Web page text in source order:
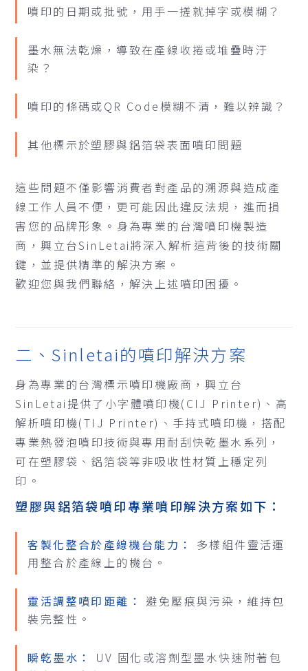
噴印的日期或批號，用手一搓就掉字或模糊？
墨水無法乾燥，導致在產線收捲或堆疊時汙
染？
噴印的條碼或QR Code模糊不清，難以辨識？
其他標示於塑膠與鋁箔袋表面噴印問題
這些問題不僅影響消費者對產品的溯源與造成產
線工作人員不便，更可能因此違反法規，進而損
害您的品牌形象。身為專業的台灣噴印機製造
商，興立台SinLetai將深入解析這背後的技術關
鍵，並提供精準的解決方案。
歡迎您與我們聯絡，解決上述噴印困擾。
二、Sinletai的噴印解決方案
身為專業的台灣標示噴印機廠商，興立台
SinLetai提供了小字體噴印機(CIJ Printer)、高
解析噴印機(TIJ Printer)、手持式噴印機，搭配
專業熱發泡噴印技術與專用耐刮快乾墨水系列，
可在塑膠袋、鋁箔袋等非吸收性材質上穩定列
印。
塑膠與鋁箔袋噴印專業噴印解決方案如下：
客製化整合於產線機台能力：
多樣組件靈活運
用整合於產線上的機台。
靈活調整噴印距離：
避免壓痕與污染，維持包
裝完整性。
瞬乾墨水：
UV 固化或溶劑型墨水快速附著包